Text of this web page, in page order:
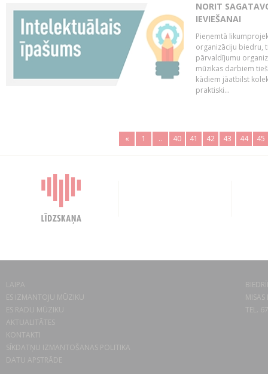
NORIT
IEVIEŠANAI
Pieņemtā
organizāciju biedru,
pārvaldījumu
mūzikas darbiem
kādiem jāatbilst
praktiski...
« 1 .. 40 41 42 43 44 45
LAIPA
ES IZMANTOJU MŪZIKU
ES RADU MŪZIKU
AKTUALITĀTES
KONTAKTI
SĪKDATŅU IZMANTOŠANAS POLITIKA
DATU APSTRĀDE
TEL.